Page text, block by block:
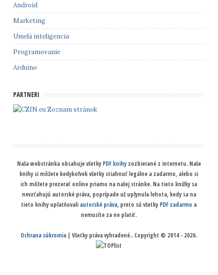
Android
Marketing
Umelá inteligencia
Programovanie
Arduino
PARTNERI
Zoznam stránok
Naša webstránka obsahuje všetky PDF knihyzozbierané z internetu. Naše
knihy si môžete kedykoľvek všetky stiahnuť legálne a zadarmo, alebo si
ich môžete prezerať online priamo na našej stránke. Na tieto knižky sa
nevzťahujú autorské práva, poprípade už uplynula lehota, kedy sa na
tieto knihy uplatňovali autorské práva, preto sú všetky PDF zadarmo a
nemusíte za ne platiť.
Ochrana súkromia | Všetky práva vyhradené.. Copyright © 2014 - 2026.